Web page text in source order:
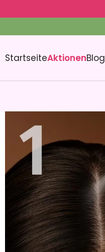
StartseiteAktionenBlog